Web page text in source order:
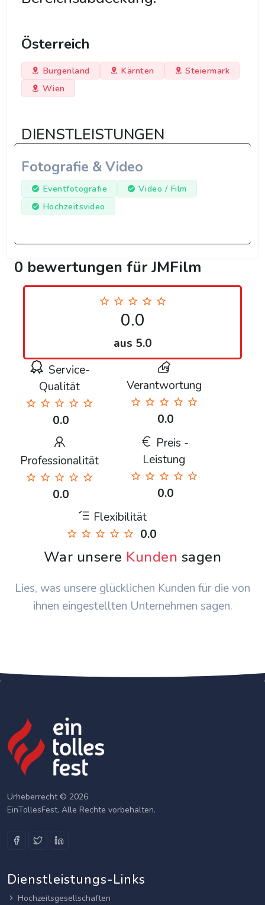
Österreich
Burgenland Kärnten
Steiermark
Wien
DIENSTLEISTUNGEN
Fotografie & Video
Eventfotografie
Video / Film
Hochzeitsvideo
0 bewertungen für JMFilm
0.0
aus 5.0
Service-
Qualität
0.0
Verantwortung
0.0
Professionalität
0.0
Preis -
Leistung
0.0
Flexibilität
0.0
War unsere Kunden sagen
Lies, was unsere glücklichen Kunden für die von
ihnen eingestellten Unternehmen sagen.
Urheberrecht © 2026
EinTollesFest. Alle Rechte vorbehalten.
Dienstleistungs-Links
Hochzeitsgesellschaften